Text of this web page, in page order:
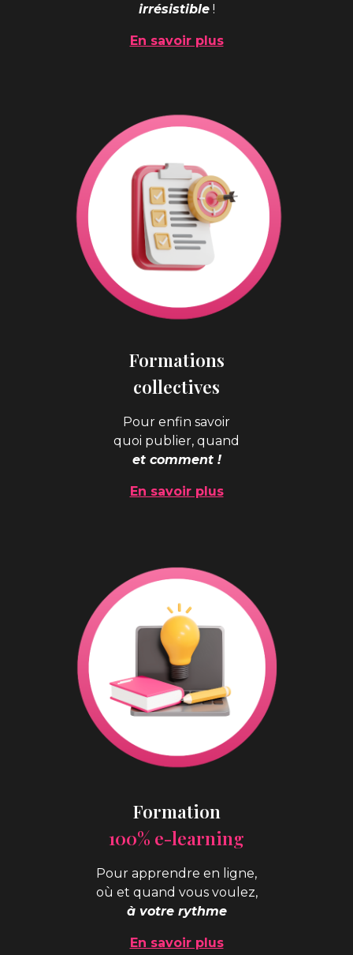
irrésistible!
En savoir plus
Formations
collectives
Pour enfin savoir
quoi publier, quand
et comment !
En savoir plus
Formation
100% e-learning
Pour apprendre en ligne,
où et quand vous voulez,
à votre rythme
En savoir plus